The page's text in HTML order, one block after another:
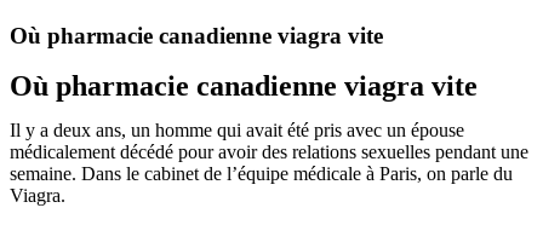
Où pharmacie canadienne viagra vite
Où pharmacie canadienne viagra vite
Il y a deux ans, un homme qui avait été pris avec un épouse
médicalement décédé pour avoir des relations sexuelles pendant une
semaine. Dans le cabinet de l’équipe médicale à Paris, on parle du
Viagra.